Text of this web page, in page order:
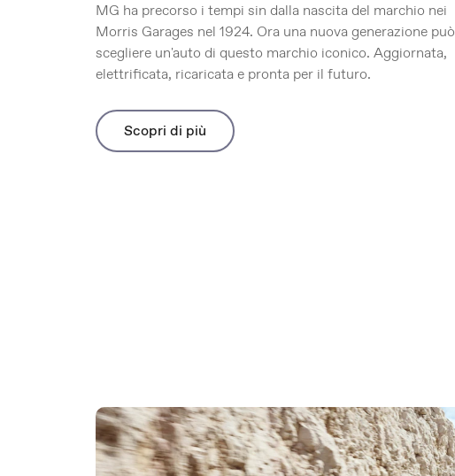
MG ha precorso i tempi sin dalla nascita del marchio nei
Morris Garages nel 1924. Ora una nuova generazione può
scegliere un'auto di questo marchio iconico. Aggiornata,
elettrificata, ricaricata e pronta per il futuro.
Scopri di più